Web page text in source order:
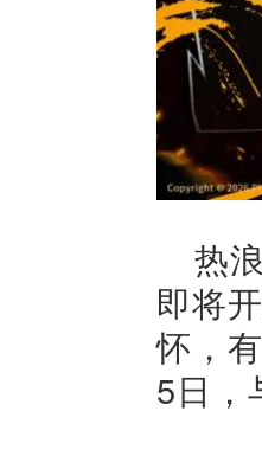
热
即将
怀，
5日，